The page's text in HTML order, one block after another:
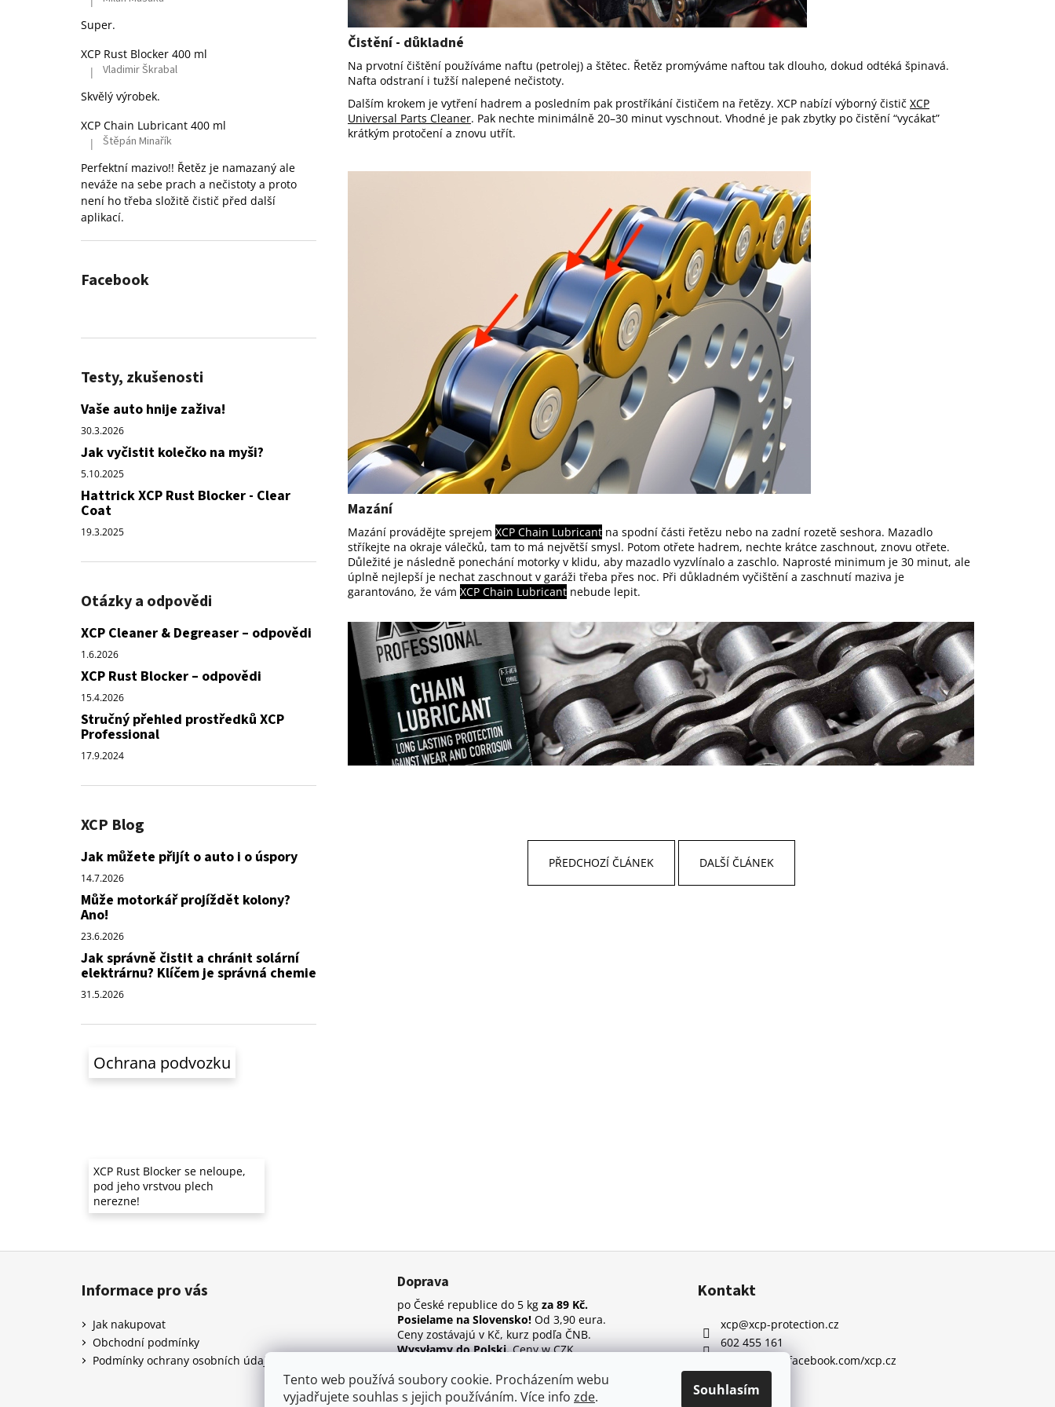
Tento web používá soubory cookie. Procházením webu
vyjadřujete souhlas s jejich používáním. Více info zde. Souhlasím
Hodnocení produktu je 5 z 5 hvězdiček.
Super.
XCP Rust Blocker 400 ml
Hodnocení produktu je 5 z 5 hvězdiček.
| Vladimir Škrabal
Skvělý výrobek.
XCP Chain Lubricant 400 ml
Hodnocení produktu je 5 z 5 hvězdiček.
| Štěpán Minařík
Perfektní mazivo!! Řetěz je namazaný ale
neváže na sebe prach a nečistoty a proto
není ho třeba složitě čistič před další
aplikací.
Facebook
Testy, zkušenosti
Vaše auto hnije zaživa!
30.3.2026
Jak vyčistit kolečko na myši?
5.10.2025
Hattrick XCP Rust Blocker - Clear
Coat
19.3.2025
Otázky a odpovědi
XCP Cleaner & Degreaser – odpovědi
1.6.2026
XCP Rust Blocker – odpovědi
15.4.2026
Stručný přehled prostředků XCP
Professional
17.9.2024
XCP Blog
Jak můžete přijít o auto i o úspory
14.7.2026
Může motorkář projíždět kolony?
Ano!
23.6.2026
Jak správně čistit a chránit solární
elektrárnu? Klíčem je správná chemie
31.5.2026
Ochrana podvozku
XCP Rust Blocker se neloupe,
pod jeho vrstvou plech
nerezne!
Čistění - důkladné
Na prvotní čištění používáme naftu (petrolej) a štětec. Řetěz promýváme naftou tak dlouho, dokud odtéká špinavá.
Nafta odstraní i tužší nalepené nečistoty.
Dalším krokem je vytření hadrem a posledním pak prostříkání čističem na řetězy. XCP nabízí výborný čistič XCP
Universal Parts Cleaner. Pak nechte minimálně 20–30 minut vyschnout. Vhodné je pak zbytky po čistění “vycákat”
krátkým protočení a znovu utřít.
Mazání
Mazání provádějte sprejem XCP Chain Lubricant na spodní části řetězu nebo na zadní rozetě seshora. Mazadlo
stříkejte na okraje válečků, tam to má největší smysl. Potom otřete hadrem, nechte krátce zaschnout, znovu otřete.
Důležité je následně ponechání motorky v klidu, aby mazadlo vyzvlínalo a zaschlo. Naprosté minimum je 30 minut, ale
úplně nejlepší je nechat zaschnout v garáži třeba přes noc. Při důkladném vyčištění a zaschnutí maziva je
garantováno, že vám XCP Chain Lubricant nebude lepit.
PŘEDCHOZÍ ČLÁNEK DALŠÍ ČLÁNEK
Z
Informace pro vás
Jak nakupovat
Obchodní podmínky
Podmínky ochrany osobních údajů
Doprava
po České republice do 5 kg za 89 Kč.
Posielame na Slovensko! Od 3,90 eura.
Ceny zostávajú v Kč, kurz podľa ČNB.
Wysyłamy do Polski.Ceny w CZK.
Kontakt
xcp@xcp-protection.cz
602 455 161
https://www.facebook.com/xcp.cz